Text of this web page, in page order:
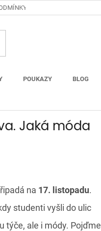
POUKAZY BLOG
Jaká móda
na 17. listopadu.
studenti vyšli do ulic
týče, ale i módy. Pojďme